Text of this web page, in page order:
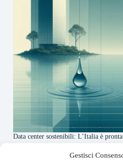
Gestisci
Data center sostenibili: L’Italia è